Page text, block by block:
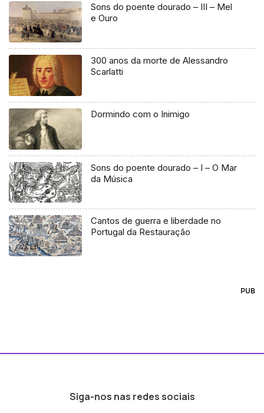
Sons do poente dourado – III – Mel
e Ouro
300 anos da morte de Alessandro
Scarlatti
Dormindo com o Inimigo
Sons do poente dourado – I – O Mar
da Música
Cantos de guerra e liberdade no
Portugal da Restauração
PUB
Siga-nos nas redes sociais